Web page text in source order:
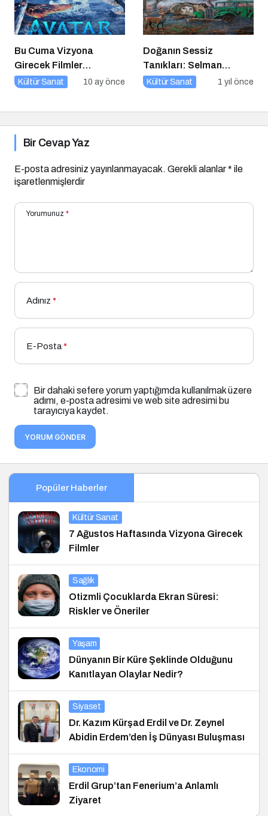
Bu Cuma Vizyona
Girecek Filmler
Açıklandı
Kültür Sanat 10 ay önce
Doğanın Sessiz
Tanıkları: Selman
Uzun’un Sanat Yolculuğu
Kültür Sanat 1 yıl önce
Bir Cevap Yaz
E-posta adresiniz yayınlanmayacak. Gerekli alanlar* ile
işaretlenmişlerdir
Yorumunuz *
Adınız *
E-Posta*
Bir dahaki sefere yorum yaptığımda kullanılmak üzere
adımı, e-posta adresimi ve web site adresimi bu
tarayıcıya kaydet.
YORUM GÖNDER
Popüler Haberler
Kültür Sanat
7 Ağustos Haftasında Vizyona Girecek
Filmler
Sağlık
Otizmli Çocuklarda Ekran Süresi:
Riskler ve Öneriler
Yaşam
Dünyanın Bir Küre Şeklinde Olduğunu
Kanıtlayan Olaylar Nedir?
Siyaset
Dr. Kazım Kürşad Erdil ve Dr. Zeynel
Abidin Erdem’den İş Dünyası Buluşması
Ekonomi
Erdil Grup’tan Fenerium’a Anlamlı
Ziyaret